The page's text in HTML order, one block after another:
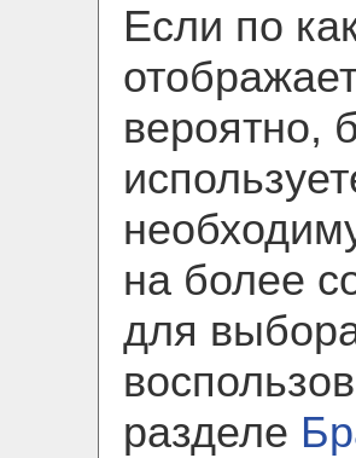
Если по
вероятно,
на более
для
разделе